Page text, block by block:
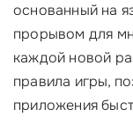
основанный на
прорывом для
каждой новой
правила игры,
приложения